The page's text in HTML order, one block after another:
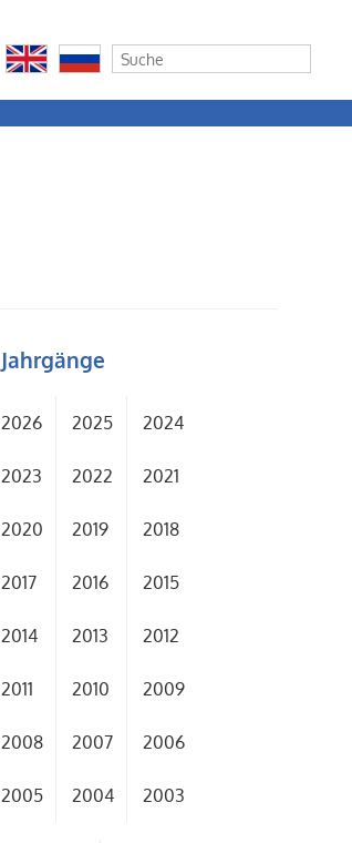
Jahrgänge
2026 2025 2024
2023 2022 2021
2020 2019 2018
2017 2016 2015
2014 2013 2012
2011 2010 2009
2008 2007 2006
2005 2004 2003